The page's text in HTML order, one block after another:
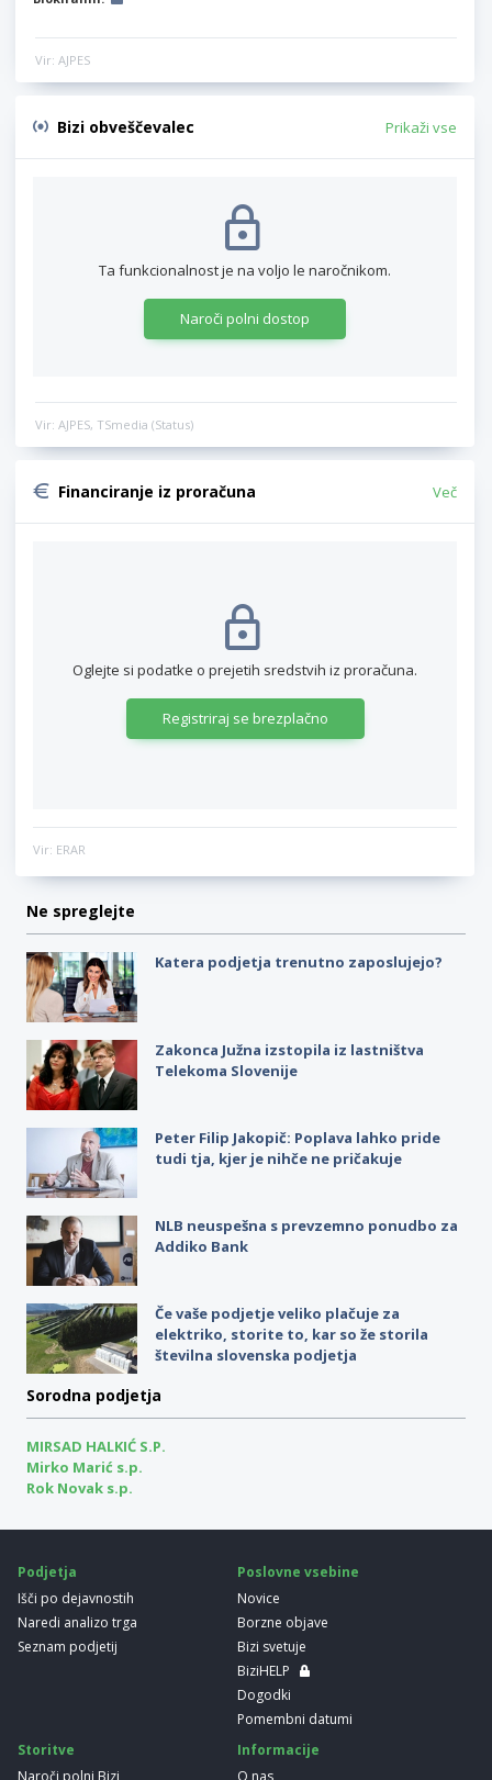
Vir: AJPES
Bizi obveščevalec Prikaži vse
Ta funkcionalnost je na voljo le naročnikom.
Naroči polni dostop
Vir: AJPES, TSmedia (Status)
Financiranje iz proračuna Več
Oglejte si podatke o prejetih sredstvih iz proračuna.
Registriraj se brezplačno
Vir: ERAR
Ne spreglejte
Katera podjetja trenutno zaposlujejo?
Zakonca Južna izstopila iz lastništva
Telekoma Slovenije
Peter Filip Jakopič: Poplava lahko pride
tudi tja, kjer je nihče ne pričakuje
NLB neuspešna s prevzemno ponudbo za
Addiko Bank
Če vaše podjetje veliko plačuje za
elektriko, storite to, kar so že storila
številna slovenska podjetja
Sorodna podjetja
MIRSAD HALKIĆ S.P.
Mirko Marić s.p.
Rok Novak s.p.
Podjetja
Išči po dejavnostih
Naredi analizo trga
Seznam podjetij
Poslovne vsebine
Novice
Borzne objave
Bizi svetuje
BiziHELP
Dogodki
Pomembni datumi
Storitve
Naroči polni Bizi
Informacije
O nas